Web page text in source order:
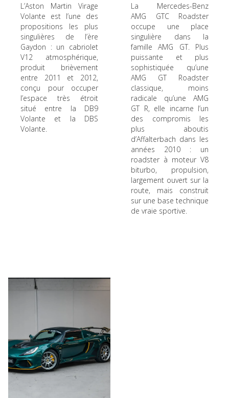
L’Aston Martin Virage
Volante est l’une des
propositions les plus
singulières de l’ère
Gaydon : un cabriolet
V12 atmosphérique,
produit brièvement
entre 2011 et 2012,
conçu pour occuper
l’espace très étroit
situé entre la DB9
Volante et la DBS
Volante.
La Mercedes-Benz
AMG GTC Roadster
occupe une place
singulière dans la
famille AMG GT. Plus
puissante et plus
sophistiquée qu’une
AMG GT Roadster
classique, moins
radicale qu’une AMG
GT R, elle incarne l’un
des compromis les
plus aboutis
d’Affalterbach dans les
années 2010 : un
roadster à moteur V8
biturbo, propulsion,
largement ouvert sur la
route, mais construit
sur une base technique
de vraie sportive.